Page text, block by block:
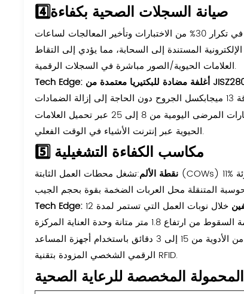
4️⃣صيانة السجلات الصحية بكفاءة
المستندة إلى السحابة، مما يؤدي إلى التقاط
العلامات الحيوية/الصور مباشرة في السجلات الرقمية.
:نجح قسم الرعاية المنزلية في مستشفى كليفلاند كلينك في زيادة عدد زيارات المرضى اليومية من 8 إلى 25 عبر تحميل العلامات
الحيوية عبر إنترنت الأشياء في الوقت الفعلي.
5️⃣ مكاسب الكفاءة التشغيلية
نقطة الألم
خلال نوبات العمل التي تستمر لمدة 12
:نجحت صيدلية مستشفى جامعة سنغافورة الوطنية في تقليص وقت التحقق من الأدوية من 15 إلى 3 دقائق باستخدام أجهزة المساعد
الرقمي الشخصي المزودة بتقنية RFID.
المخصصة للرعاية الصحية